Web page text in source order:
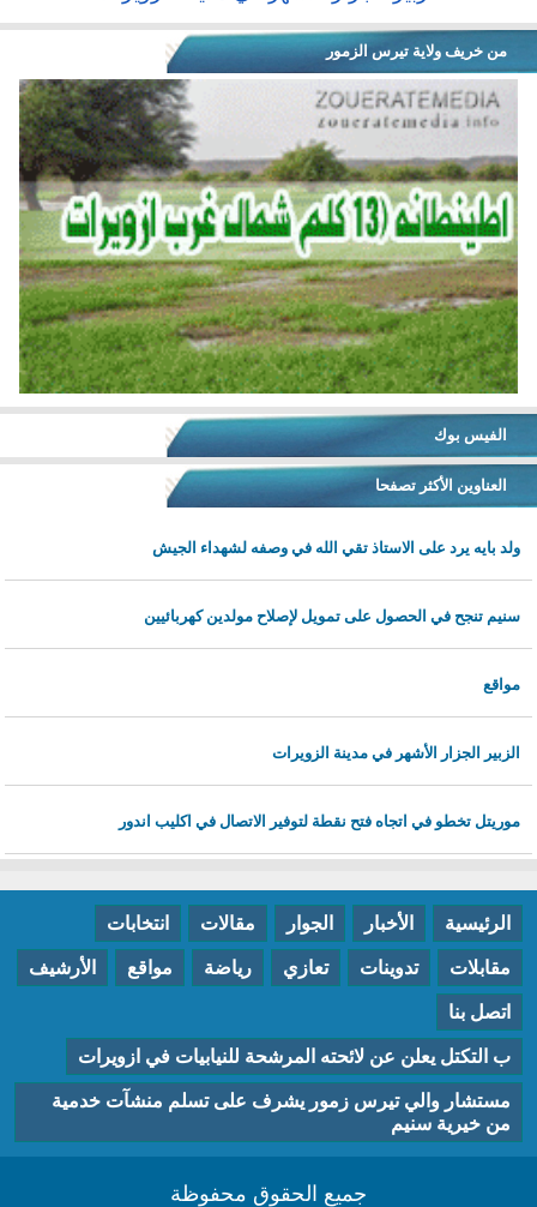
من خريف ولاية تيرس الزمور
الفيس بوك
العناوين الأكثر تصفحا
ولد بايه يرد على الاستاذ تقي الله في وصفه لشهداء الجيش
سنيم تنجح في الحصول على تمويل لإصلاح مولدين كهربائيين
مواقع
الزبير الجزار الأشهر في مدينة الزويرات
موريتل تخطو في اتجاه فتح نقطة لتوفير الاتصال في اكليب اندور
الرئيسية الأخبار الجوار مقالات انتخابات
مقابلات تدوينات تعازي رياضة مواقع الأرشيف
اتصل بنا
ب التكتل يعلن عن لائحته المرشحة للنيابيات في ازويرات
مستشار والي تيرس زمور يشرف على تسلم منشآت خدمية
من خيرية سنيم
جميع الحقوق محفوظة